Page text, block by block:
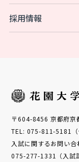
採用情報
〒604-8456 京都府京
TEL: 075-811-5181（
入試に関するお問い合
075-277-1331（入試